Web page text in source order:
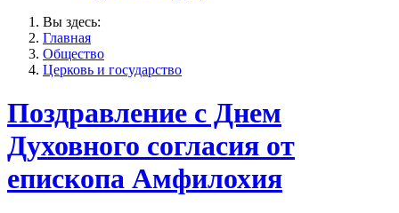
Вы здесь:
Главная
Общество
Церковь и государство
Поздравление с Днем
Духовного согласия от
епископа Амфилохия